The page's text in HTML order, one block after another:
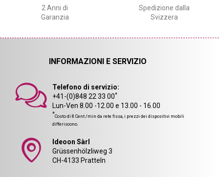
2 Anni di
Garanzia
Spedizione dalla
Svizzera
INFORMAZIONI E SERVIZIO
Telefono di servizio:
+41-(0)848 22 33 00*
Lun-Ven 8.00 -12.00 e 13.00 - 16.00
*Costo di 8 Cent./min da rete fissa, i prezzi dei dispositivi mobili
differiscono.
Ideoon Sàrl
Grüssenhölzliweg 3
CH-4133 Pratteln